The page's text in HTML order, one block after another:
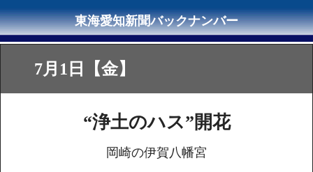
7月1日【金】
“浄土のハス”開花
岡崎の伊賀八幡宮